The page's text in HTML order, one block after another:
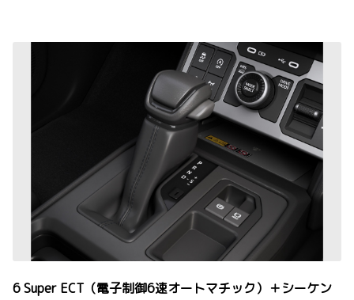
6 Super ECT（電子制御6速オートマチック）＋シーケン